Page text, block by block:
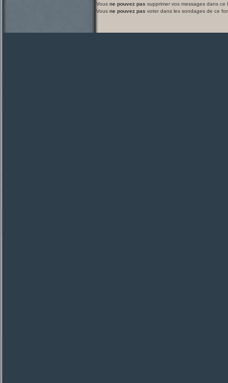
Vous ne pouvez pas supprimer vos messages dans ce
Vous ne pouvez pas voter dans les sondages de ce